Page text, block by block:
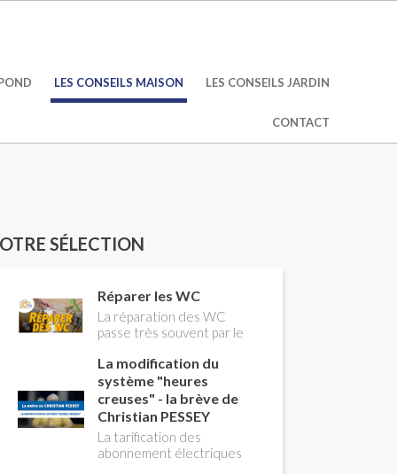
LES CONSEILS MAISON LES CONSEILS JARDIN
CONTACT
SÉLECTION
Réparer les WC
La réparation des WC
passe très souvent par le
flotteur. Tuto pour tout
vous expliquer
La modification du
système "heures
creuses" - la brève de
Christian PESSEY
La tarification des
abonnement électriques